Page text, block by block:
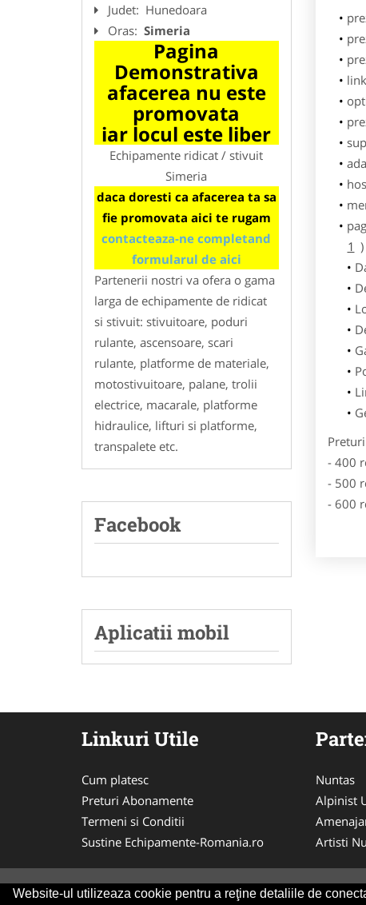
Website-ul utilizeaza cookie pentru a reţine detaliile de
Judet: Hunedoara
Oras: Simeria
Pagina
Demonstrativa
afacerea nu este
promovata
iar locul este liber
Echipamente ridicat / stivuit
Simeria
daca doresti ca afacerea ta sa
fie promovata aici te rugam
contacteaza-ne completand
formularul de aici
Partenerii nostri va ofera o gama
larga de echipamente de ridicat
si stivuit: stivuitoare, poduri
rulante, ascensoare, scari
rulante, platforme de materiale,
motostivuitoare, palane, trolii
electrice, macarale, platforme
hidraulice, lifturi si platforme,
transpalete etc.
Facebook
Aplicatii mobil
1
- 400
- 500
- 600
Linkuri Utile
Cum platesc
Preturi Abonamente
Termeni si Conditii
Sustine Echipamente-Romania.ro
Nuntas
Alpinist
Artisti
© 2014-2026 Powered byVilonMedia& Tokaido